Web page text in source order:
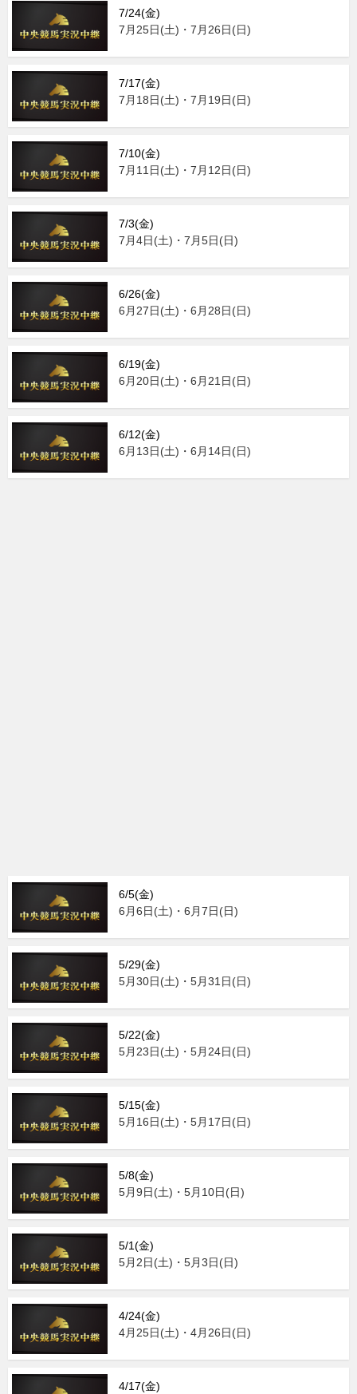
7/24(金)
7月25日(土)・7月26日(日)
7/17(金)
7月18日(土)・7月19日(日)
7/10(金)
7月11日(土)・7月12日(日)
7/3(金)
7月4日(土)・7月5日(日)
6/26(金)
6月27日(土)・6月28日(日)
6/19(金)
6月20日(土)・6月21日(日)
6/12(金)
6月13日(土)・6月14日(日)
6/5(金)
6月6日(土)・6月7日(日)
5/29(金)
5月30日(土)・5月31日(日)
5/22(金)
5月23日(土)・5月24日(日)
5/15(金)
5月16日(土)・5月17日(日)
5/8(金)
5月9日(土)・5月10日(日)
5/1(金)
5月2日(土)・5月3日(日)
4/24(金)
4月25日(土)・4月26日(日)
4/17(金)